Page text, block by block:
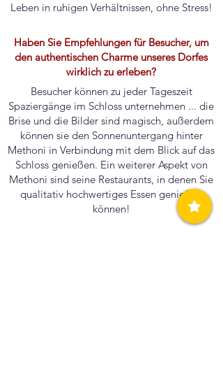
Leben in ruhigen Verhältnissen, ohne Stress!
Haben Sie Empfehlungen für Besucher, um
den authentischen Charme unseres Dorfes
wirklich zu erleben?
Besucher können zu jeder Tageszeit
Spaziergänge im Schloss unternehmen ... die
Brise und die Bilder sind magisch, außerdem
können sie den Sonnenuntergang hinter
Methoni in Verbindung mit dem Blick auf das
Schloss genießen. Ein weiterer Aspekt von
Methoni sind seine Restaurants, in denen Sie
qualitativ hochwertiges Essen genießen
können!